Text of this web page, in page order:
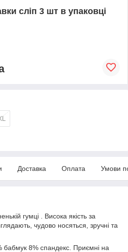
сліп 3 шт в упаковці
Доставка Оплата Умови
гумці . Висока якість за
чудово носяться, зручні та
8% спандекс. Приємні на